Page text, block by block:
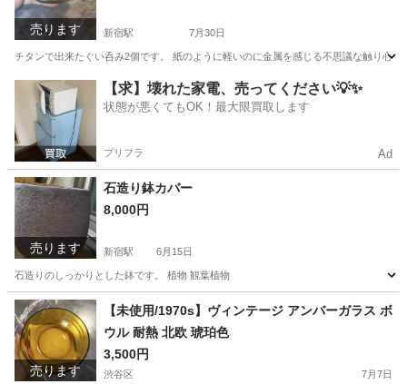
売ります 新宿駅 7月30日
チタンで出来たぐい呑み2個です。 紙のように軽いのに金属を感じる不思議な触り心
東京 渋谷区 新宿駅 食器
【求】壊れた家電、売ってください💡✨
状態が悪くてもOK！最大限買取します
プリフラ Ad
売ります
石造り鉢カバー
8,000円
新宿駅 6月15日
石造りのしっかりとした鉢です。 植物 観葉植物
東京 渋谷区 新宿駅 インテリア雑貨/小物
売ります
【未使用/1970s】ヴィンテージ アンバーガラス ボ
ウル 耐熱 北欧 琥珀色
3,500円
渋谷区 7月7日